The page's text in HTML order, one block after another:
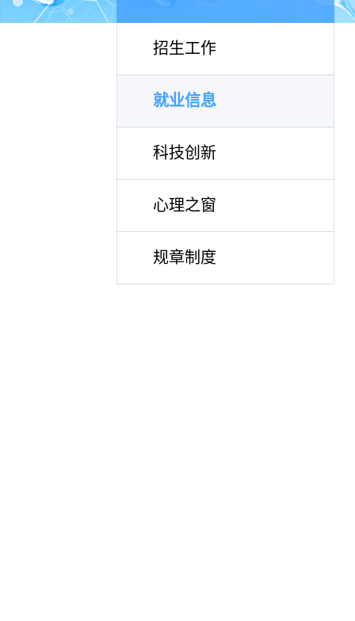
招生工作
就业信息
科技创新
心理之窗
规章制度